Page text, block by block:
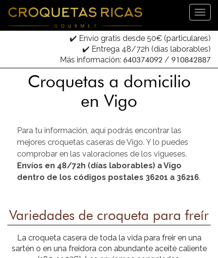
✔️ Envío gratis desde 50€ (particulares)
✔️ Entrega 48/72h (días laborables)
Más información: 640374092 / 910842887
Croquetas a domicilio
en Vigo
Para tu información, aquí podrás encontrar las
mejores croquetas caseras de Vigo. Y lo puedes
comprobar en las valoraciones de los vigueses.
Envíos en 48/72h (días laborables) a Vigo
dentro de los códigos postales 36201 a 36216.
Variedades de croqueta para freír
La croqueta casera de toda la vida para freir en una
sartén o en una freidora con abundante aceite caliente